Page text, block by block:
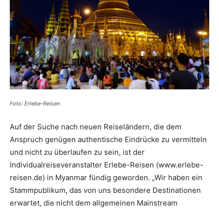
Reiseempfehlungen.
Foto: Erlebe-Reisen
Auf der Suche nach neuen Reiseländern, die dem
Anspruch genügen authentische Eindrücke zu vermitteln
und nicht zu überlaufen zu sein, ist der
Individualreiseveranstalter Erlebe-Reisen (www.erlebe-
reisen.de) in Myanmar fündig geworden. „Wir haben ein
Stammpublikum, das von uns besondere Destinationen
erwartet, die nicht dem allgemeinen Mainstream